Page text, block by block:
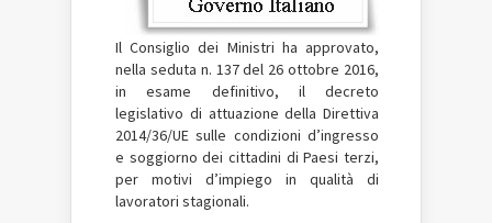
Il Consiglio dei Ministri ha approvato,
nella seduta n. 137 del 26 ottobre 2016,
in esame definitivo, il decreto
legislativo di attuazione della Direttiva
2014/36/UE sulle condizioni d’ingresso
e soggiorno dei cittadini di Paesi terzi,
per motivi d’impiego in qualità di
lavoratori stagionali.